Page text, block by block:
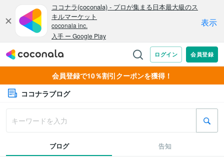
会員登録で10％割引クーポンを獲得！
ココナラブログ
ブログ 告知